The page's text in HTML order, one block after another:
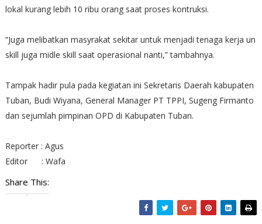
lokal kurang lebih 10 ribu orang saat proses kontruksi.
“Juga melibatkan masyrakat sekitar untuk menjadi tenaga kerja un
skill juga midle skill saat operasional nanti,” tambahnya.
Tampak hadir pula pada kegiatan ini Sekretaris Daerah kabupaten
Tuban, Budi Wiyana, General Manager PT TPPI, Sugeng Firmanto
dan sejumlah pimpinan OPD di Kabupaten Tuban.
Reporter : Agus
Editor : Wafa
Share This: